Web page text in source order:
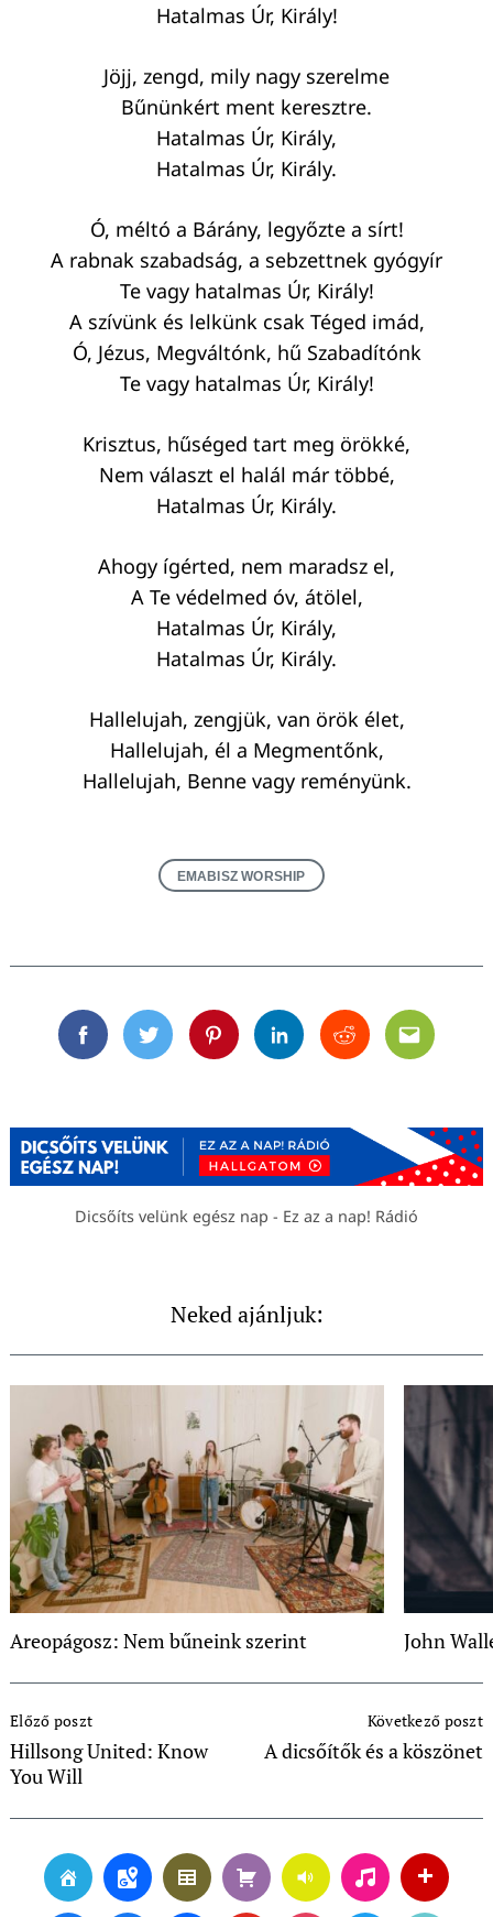
Hatalmas Úr, Király!
Jöjj, zengd, mily nagy szerelme
Bűnünkért ment keresztre.
Hatalmas Úr, Király,
Hatalmas Úr, Király.
Ó, méltó a Bárány, legyőzte a sírt!
A rabnak szabadság, a sebzettnek gyógyír
Te vagy hatalmas Úr, Király!
A szívünk és lelkünk csak Téged imád,
Ó, Jézus, Megváltónk, hű Szabadítónk
Te vagy hatalmas Úr, Király!
Krisztus, hűséged tart meg örökké,
Nem választ el halál már többé,
Hatalmas Úr, Király.
Ahogy ígérted, nem maradsz el,
A Te védelmed óv, átölel,
Hatalmas Úr, Király,
Hatalmas Úr, Király.
Hallelujah, zengjük, van örök élet,
Hallelujah, él a Megmentőnk,
Hallelujah, Benne vagy reményünk.
EMABISZ WORSHIP
FacebookTwitterPinterestLinkedinRedditEmail
Dicsőíts velünk egész nap - Ez az a nap! Rádió
Neked ajánljuk:
Areopágosz: Nem bűneink szerint John
Navigation
Előző poszt
Hillsong United: Know
You Will
Következő poszt
A dicsőítők és a köszönet